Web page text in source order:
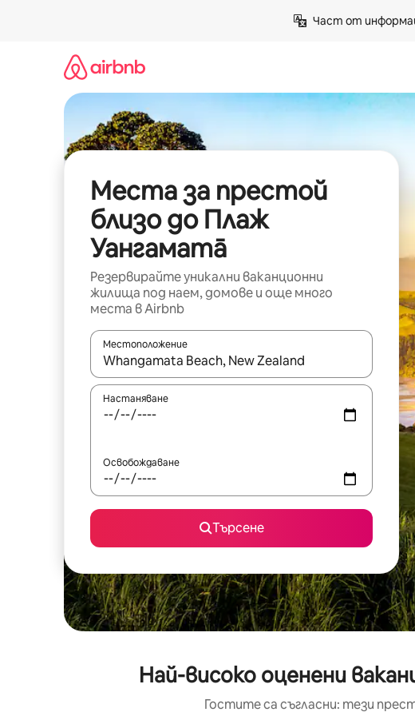
Част от
Места за престой
близо до Плаж
Уангаматā
Резервирайте уникални ваканционни
жилища под наем, домове и още много
места в Airbnb
Местоположение
Когато резултатите се покажат, използвайте
Настаняване
Освобождаване
Търсене
Най-високо оценени
Гостите са съгласни: тези